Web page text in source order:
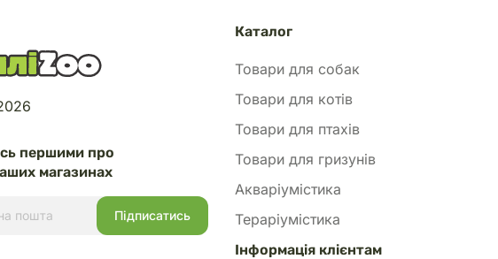
першими про
магазинах
Каталог
Товари для собак
Товари для котів
Товари для птахів
Товари для гризунів
Акваріумістика
Тераріумістика
Інформація клієнтам